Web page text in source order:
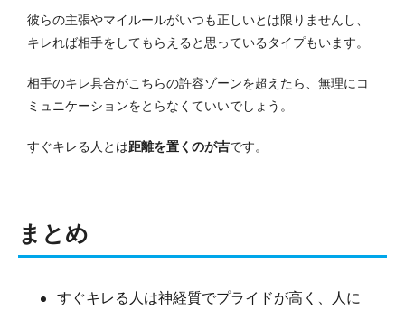
彼らの主張やマイルールがいつも正しいとは限りませんし、
キレれば相手をしてもらえると思っているタイプもいます。
相手のキレ具合がこちらの許容ゾーンを超えたら、無理にコ
ミュニケーションをとらなくていいでしょう。
すぐキレる人とは距離を置くのが吉です。
まとめ
すぐキレる人は神経質でプライドが高く、人に